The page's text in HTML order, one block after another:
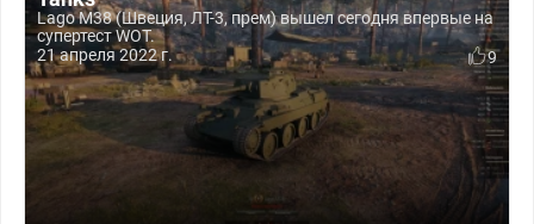
Lago M38 (Швеция, ЛТ-3, прем) вышел сегодня впервые на
супертест WOT.
21 апреля 2022 г.
9